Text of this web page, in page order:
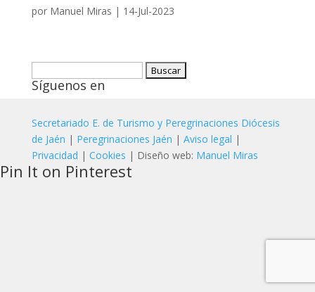
por Manuel Miras | 14-Jul-2023
Síguenos en
Secretariado E. de Turismo y Peregrinaciones Diócesis
de Jaén | Peregrinaciones Jaén | Aviso legal |
Privacidad | Cookies | Diseño web: Manuel Miras
Pin It on Pinterest